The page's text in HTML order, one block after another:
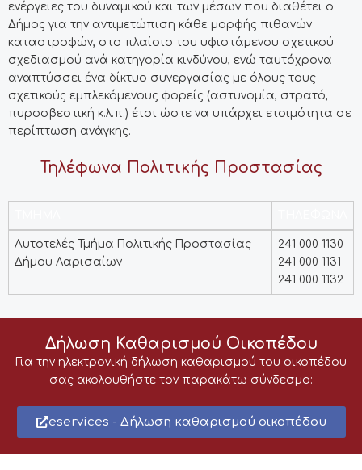
ενέργειες του δυναμικού και των μέσων που διαθέτει ο
Δήμος για την αντιμετώπιση κάθε μορφής πιθανών
καταστροφών, στο πλαίσιο του υφιστάμενου σχετικού
σχεδιασμού ανά κατηγορία κινδύνου, ενώ ταυτόχρονα
αναπτύσσει ένα δίκτυο συνεργασίας με όλους τους
σχετικούς εμπλεκόμενους φορείς (αστυνομία, στρατό,
πυροσβεστική κ.λ.π.) έτσι ώστε να υπάρχει ετοιμότητα σε
περίπτωση ανάγκης.
Τηλέφωνα Πολιτικής Προστασίας
ΤΜΗΜΑ
ΤΗΛΕΦΩΝΑ
Αυτοτελές Τμήμα Πολιτικής Προστασίας
Δήμου Λαρισαίων
241 000 1130
241 000 1131
241 000 1132
Δήλωση Καθαρισμού Οικοπέδου
Για την ηλεκτρονική δήλωση καθαρισμού του οικοπέδου
σας ακολουθήστε τον παρακάτω σύνδεσμο:
eservices - Δήλωση καθαρισμού οικοπέδου